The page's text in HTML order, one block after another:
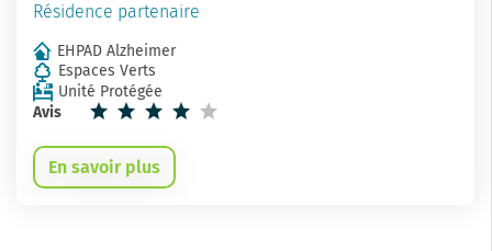
Résidence partenaire
EHPAD Alzheimer
Espaces Verts
Unité Protégée
Avis
En savoir plus